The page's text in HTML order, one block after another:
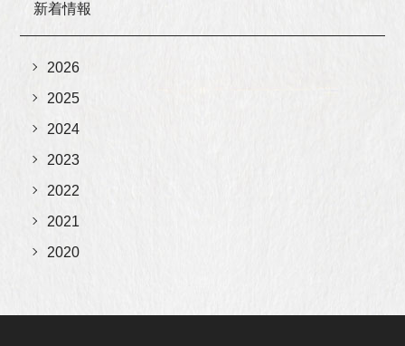
新着情報
2026
2025
2024
2023
2022
2021
2020